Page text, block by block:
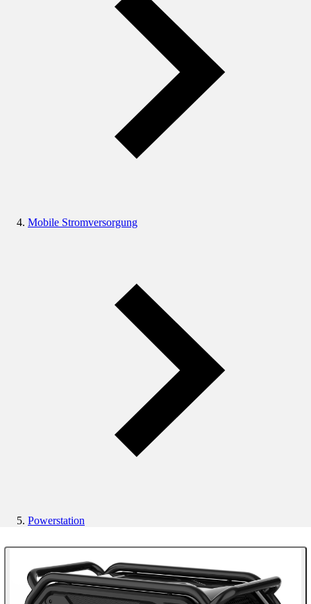
Mobile Stromversorgung
Powerstation